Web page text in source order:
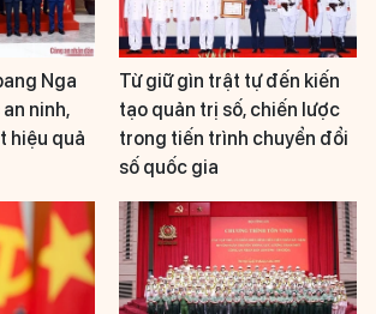
Nga
ninh,
hiệu quả
Từ giữ gìn trật tự đến kiến
tạo quản trị số, chiến lược
trong tiến trình chuyển đổi
số quốc gia